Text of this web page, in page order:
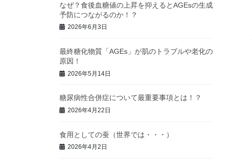
なぜ？食後血糖値の上昇を抑えるとAGEsの生成
予防につながるのか！？
2026年6月3日
最終糖化物質「AGEs」が肌のトラブルや老化の
原因！
2026年5月14日
糖尿病性合併症について最重要事項とは！？
2026年4月22日
食用としての蚕（世界では・・・）
2026年4月2日